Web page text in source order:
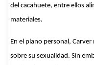
del cacahuete, entre ellos
materiales.
En el plano personal,
sobre su sexualidad. Sin